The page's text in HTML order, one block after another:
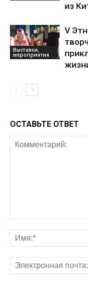
из
Выставки,
мероприятия
V
ОСТАВЬТЕ ОТВЕТ